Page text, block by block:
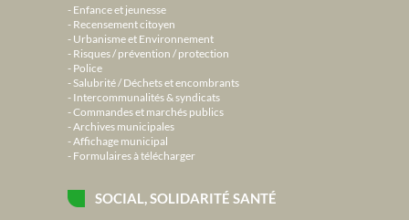
Enfance et jeunesse
Recensement citoyen
Urbanisme et Environnement
Risques / prévention / protection
Police
Salubrité / Déchets et encombrants
Intercommunalités & syndicats
Commandes et marchés publics
Archives municipales
Affichage municipal
Formulaires à télécharger
SOCIAL, SOLIDARITÉ SANTÉ